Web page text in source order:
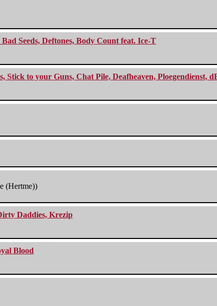
Seeds, Deftones, Body Count feat. Ice-T
Stick to your Guns, Chat Pile, Deafheaven, Ploegendienst,
(Hertme))
Daddies, Krezip
Blood